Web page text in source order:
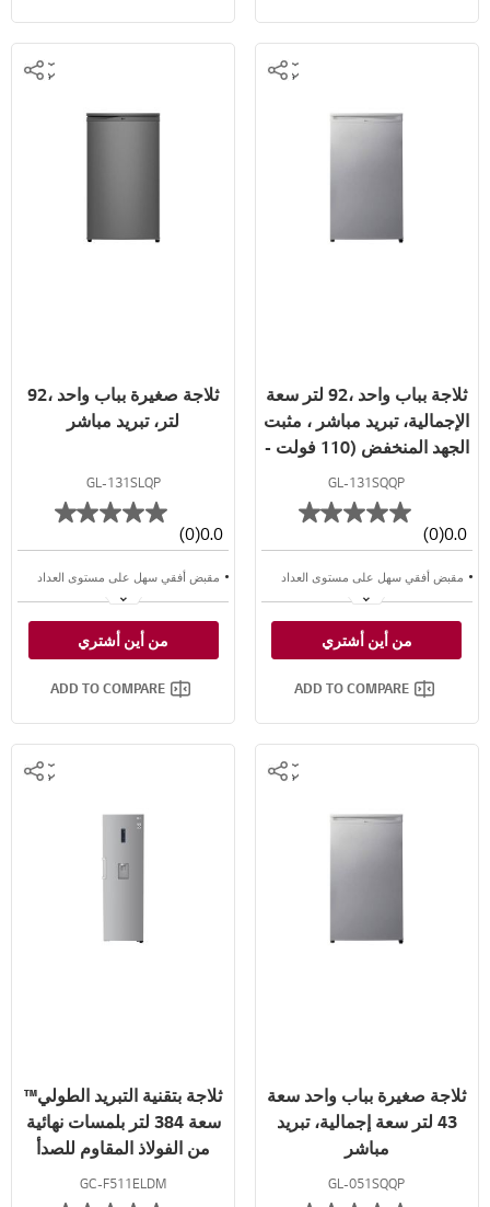
ثلاجة بباب واحد ،92 لتر سعة
الإجمالية، تبريد مباشر ، مثبت
الجهد المنخفض (110 فولت -
290 فولت) ، حجرة التجميد ،
رفان سلكيان
GL-131SQQP
0.0
(0)
مقبض أفقي سهل على مستوى العداد
مفتاح القفل ، الحفاظ على التخزين بأمان
ثلاجة التحكم مع Micom
من أين أشتري
ADD TO COMPARE
ثلاجة صغيرة بباب واحد ،92
لتر، تبريد مباشر
GL-131SLQP
0.0
(0)
مقبض أفقي سهل على مستوى العداد
مفتاح القفل ، الحفاظ على التخزين بأمان
ثلاجة التحكم مع Micom
من أين أشتري
ADD TO COMPARE
ثلاجة صغيرة بباب واحد سعة
43 لتر سعة إجمالية، تبريد
مباشر
GL-051SQQP
ثلاجة بتقنية التبريد الطولي™
سعة 384 لتر بلمسات نهائية
من الفولاذ المقاوم للصدأ
GC-F511ELDM